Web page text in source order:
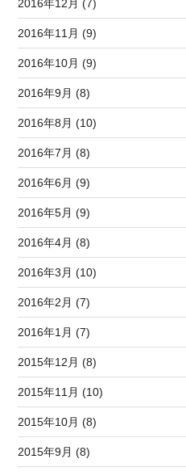
2016年12月 (7)
2016年11月 (9)
2016年10月 (9)
2016年9月 (8)
2016年8月 (10)
2016年7月 (8)
2016年6月 (9)
2016年5月 (9)
2016年4月 (8)
2016年3月 (10)
2016年2月 (7)
2016年1月 (7)
2015年12月 (8)
2015年11月 (10)
2015年10月 (8)
2015年9月 (8)